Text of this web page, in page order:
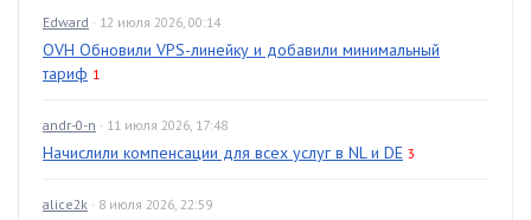
Edward · 12 июля 2026, 00:14
OVH Обновили VPS-линейку и добавили минимальный
тариф 1
andr-0-n · 11 июля 2026, 17:48
Начислили компенсации для всех услуг в NL и DE 3
alice2k · 8 июля 2026, 22:59